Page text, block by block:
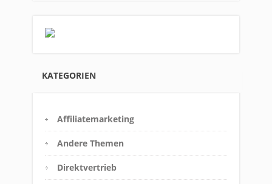
KATEGORIEN
Affiliatemarketing
Andere Themen
Direktvertrieb